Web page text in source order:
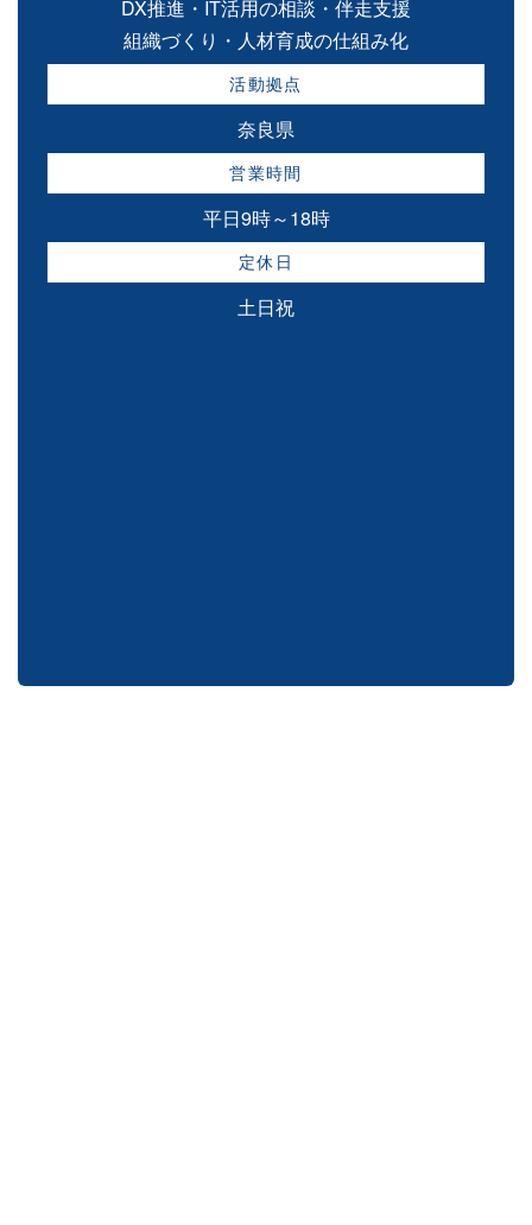
DX推進・IT活用の相談・伴走支援
組織づくり・人材育成の仕組み化
活動拠点
奈良県
営業時間
平日9時～18時
定休日
土日祝